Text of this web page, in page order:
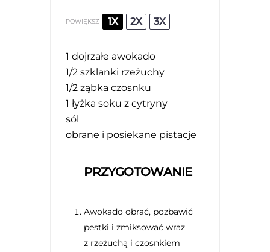
POWIĘKSZ 1X 2X 3X
1 dojrzałe awokado
1/2 szklanki rzeżuchy
1/2 ząbka czosnku
1 łyżka soku z cytryny
sól
obrane i posiekane pistacje
PRZYGOTOWANIE
Awokado obrać, pozbawić
pestki i zmiksować wraz
z rzeżuchą i czosnkiem